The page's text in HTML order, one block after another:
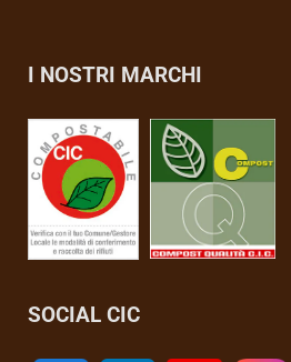
I NOSTRI MARCHI
SOCIAL CIC